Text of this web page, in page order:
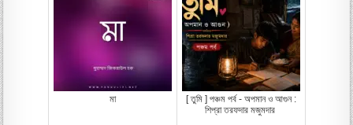
মা
[ তুমি ] পঞ্চম পর্ব - অপমান ও আগুন :
শিপ্রা তরফদার মজুমদার